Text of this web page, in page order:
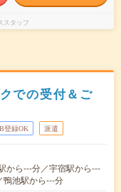
スタッフ
での受付＆ご
登録OK 派遣
から---分／宇宿駅から---
鴨池駅から---分